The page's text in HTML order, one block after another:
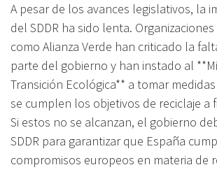
A pesar de los avances legislativos, la
del SDDR ha sido lenta.
como Alianza Verde han criticado la
parte del gobierno y han instado al
Transición Ecológica** a tomar
se cumplen los objetivos de reciclaje a
Si estos no se alcanzan, el gobierno
SDDR para garantizar que España
compromisos europeos en materia de